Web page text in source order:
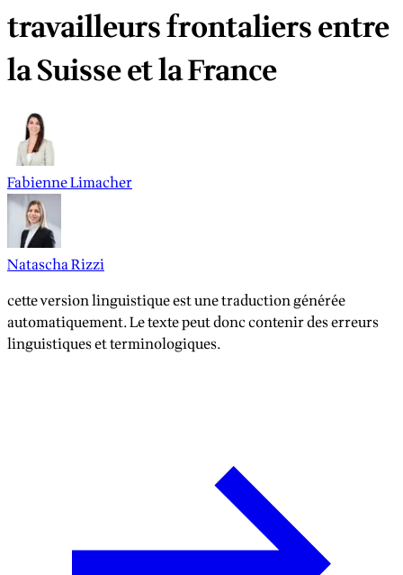
travailleurs frontaliers entre
la Suisse et la France
Fabienne Limacher
Natascha Rizzi
cette version linguistique est une traduction générée
automatiquement. Le texte peut donc contenir des erreurs
linguistiques et terminologiques.